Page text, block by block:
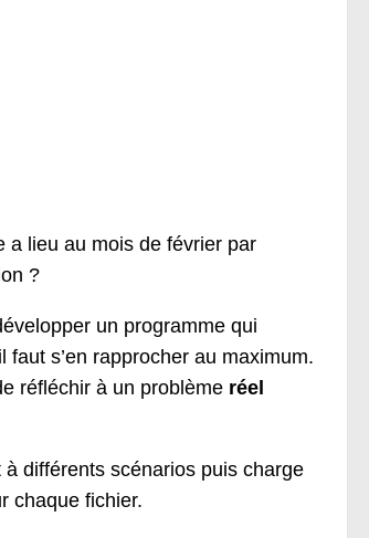
a lieu au mois de février par
?
un programme qui
s’en rapprocher au maximum.
réfléchir à un problème réel
différents scénarios puis charge
chaque fichier.